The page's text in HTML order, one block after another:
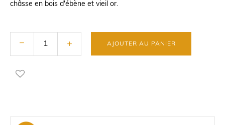
châsse en bois d'ébène et vieil or.
AJOUTER AU PANIER